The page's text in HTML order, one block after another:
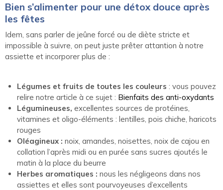
Bien s’alimenter pour une détox douce après
les fêtes
Idem, sans parler de jeûne forcé ou de diète stricte et
impossible à suivre, on peut juste prêter attantion à notre
assiette et incorporer plus de :
Légumes et fruits de toutes les couleurs : vous pouvez
relire notre article à ce sujet : Bienfaits des anti-oxydants
Légumineuses, excellentes sources de protéines,
vitamines et oligo-éléments : lentilles, pois chiche, haricots
rouges
Oléagineux : noix, amandes, noisettes, noix de cajou en
collation l’après midi ou en purée sans sucres ajoutés le
matin à la place du beurre
Herbes aromatiques : nous les négligeons dans nos
assiettes et elles sont pourvoyeuses d’excellents